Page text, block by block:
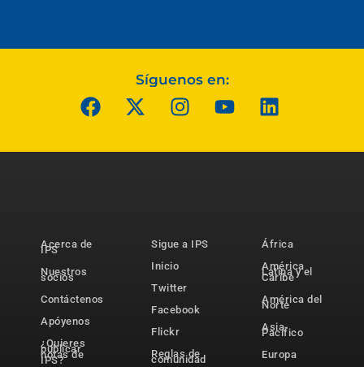
Síguenos en:
Acerca de
IPS
Nuestros
socios
Contáctenos
Apóyenos
¿Quieres
publicar
notas de
IPS?
Sigue a IPS
Inicio
Twitter
Facebook
Flickr
Reglas de
comunidad
África
América
Latina y el
Caribe
América del
Norte
Asia-
Pacífico
Europa